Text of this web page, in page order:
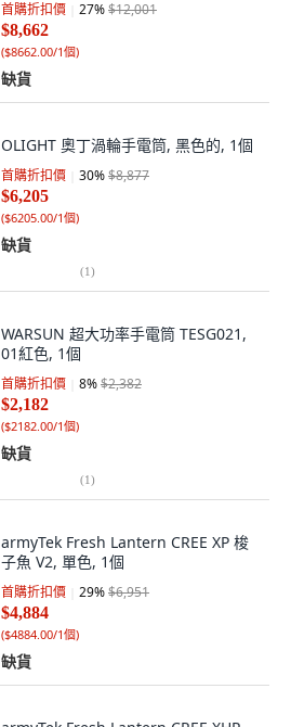
首購折扣價 27%$12,001
$8,662
($8662.00/1個)
缺貨
OLIGHT 奧丁渦輪手電筒, 黑色的, 1個
首購折扣價 30%$8,877
$6,205
($6205.00/1個)
缺貨
(1)
WARSUN 超大功率手電筒 TESG021,
01紅色, 1個
首購折扣價 8%$2,382
$2,182
($2182.00/1個)
缺貨
(1)
armyTek Fresh Lantern CREE XP 梭
子魚 V2, 單色, 1個
首購折扣價 29%$6,951
$4,884
($4884.00/1個)
缺貨